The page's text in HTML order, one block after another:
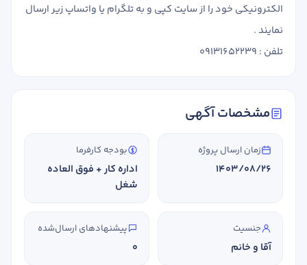
الکترونیکی خود را از سایت کپی و به تلگرام یا واتساپ زیر ارسال
نمایند .
تلفن : 09131652239
مشخصات آگهی
زمان ارسال پروژه
1403/08/26
بودجه کارفرما
اداره کار + فوق العاده
شغل
جنسیت
آقا و خانم
پیشنهادهای ارسال‌شده
0